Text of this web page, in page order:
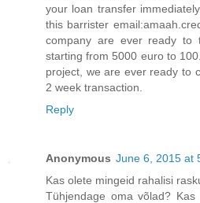
your loan transfer
this barrister
company are ever ready to
starting from 5000 euro to
project, we are ever ready to
2 week transaction.
Reply
Anonymous June 6, 2015 at
Kas olete mingeid rahalisi
Tühjendage oma võlad?